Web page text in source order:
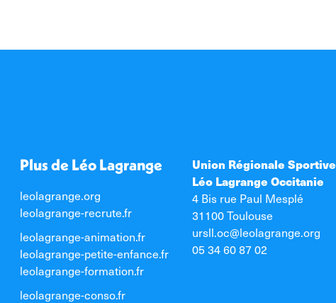
Plus de Léo Lagrange
leolagrange.org
leolagrange-recrute.fr
leolagrange-animation.fr
leolagrange-petite-enfance.fr
leolagrange-formation.fr
leolagrange-conso.fr
Union Régionale Sportive
Léo Lagrange Occitanie
4 Bis rue Paul Mesplé
31100 Toulouse
ursll.oc@leolagrange.org
05 34 60 87 02